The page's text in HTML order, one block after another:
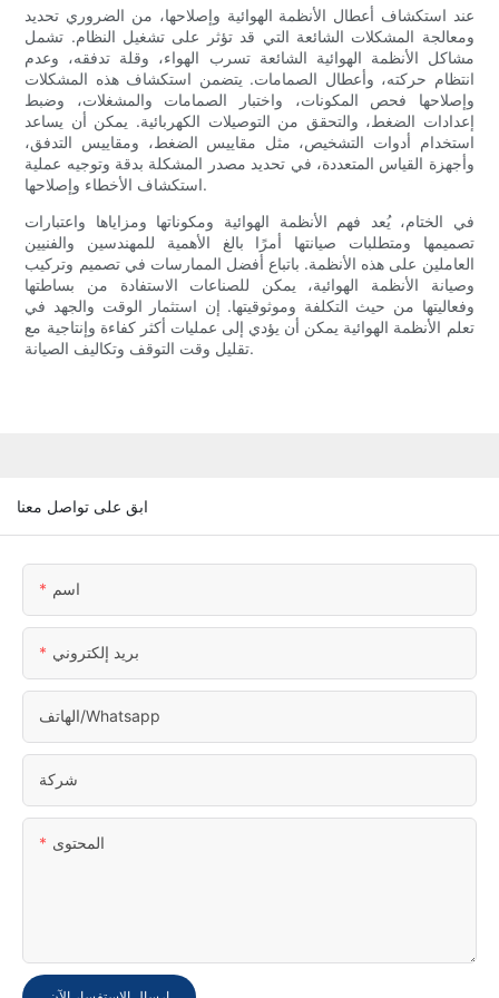
عند استكشاف أعطال الأنظمة الهوائية وإصلاحها، من الضروري تحديد
ومعالجة المشكلات الشائعة التي قد تؤثر على تشغيل النظام. تشمل
مشاكل الأنظمة الهوائية الشائعة تسرب الهواء، وقلة تدفقه، وعدم
انتظام حركته، وأعطال الصمامات. يتضمن استكشاف هذه المشكلات
وإصلاحها فحص المكونات، واختبار الصمامات والمشغلات، وضبط
إعدادات الضغط، والتحقق من التوصيلات الكهربائية. يمكن أن يساعد
استخدام أدوات التشخيص، مثل مقاييس الضغط، ومقاييس التدفق،
وأجهزة القياس المتعددة، في تحديد مصدر المشكلة بدقة وتوجيه عملية
استكشاف الأخطاء وإصلاحها.
في الختام، يُعد فهم الأنظمة الهوائية ومكوناتها ومزاياها واعتبارات
تصميمها ومتطلبات صيانتها أمرًا بالغ الأهمية للمهندسين والفنيين
العاملين على هذه الأنظمة. باتباع أفضل الممارسات في تصميم وتركيب
وصيانة الأنظمة الهوائية، يمكن للصناعات الاستفادة من بساطتها
وفعاليتها من حيث التكلفة وموثوقيتها. إن استثمار الوقت والجهد في
تعلم الأنظمة الهوائية يمكن أن يؤدي إلى عمليات أكثر كفاءة وإنتاجية مع
تقليل وقت التوقف وتكاليف الصيانة.
ابق على تواصل معنا
اسم
بريد إلكتروني
الهاتف/whatsapp
شركة
المحتوى